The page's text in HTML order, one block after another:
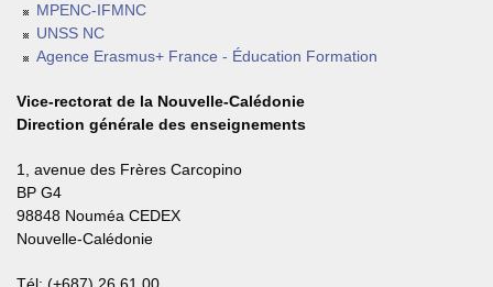
MPENC-IFMNC
UNSS NC
Agence Erasmus+ France - Éducation Formation
Vice-rectorat de la Nouvelle-Calédonie
Direction générale des enseignements
1, avenue des Frères Carcopino
BP G4
98848 Nouméa CEDEX
Nouvelle-Calédonie